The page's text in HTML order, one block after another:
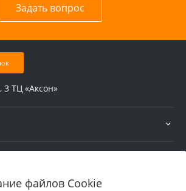
файлов Cookie
Задать вопрос
3 ТЦ «Аксон»